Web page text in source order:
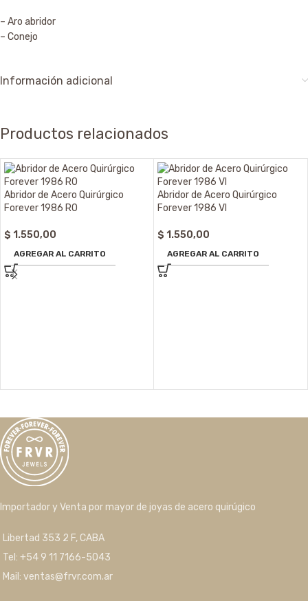
– Aro abridor
– Conejo
Información adicional
Productos relacionados
Abridor de Acero Quirúrgico
Forever 1986 RO
$ 1.550,00
AGREGAR AL CARRITO
Abridor de Acero Quirúrgico
Forever 1986 VI
$ 1.550,00
AGREGAR AL CARRITO
Importador y Venta por mayor de joyas de acero quirúgico
Libertad 353 2 F, CABA
Tel: +54 9 11 7166-5043
Mail: ventas@frvr.com.ar